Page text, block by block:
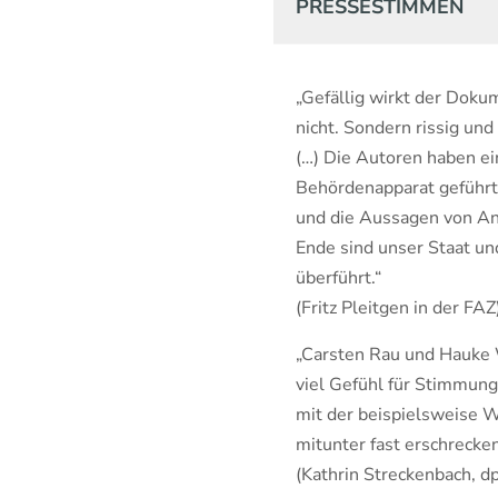
PRESSESTIMMEN
„Gefällig wirkt der
nicht. Sondern rissig
(…) Die Autoren haben
Behördenapparat
und die Aussagen von
Ende sind unser Staat
überführt.“
(Fritz Pleitgen in der
„Carsten Rau und
viel Gefühl für
mit der beispielsweise
mitunter fast
(Kathrin Streckenbach,